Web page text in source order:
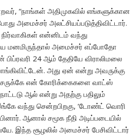
“நாங்கள் அதிமுகவில் எங்களுக்கான
அமைச்சர் அலட்சியப்படுத்திவிட்டார்.
என்னிடம் வந்து
மனமிருந்தால் அமைச்சர் எப்போதோ
24 ஆம் தேதியே விராலிமலை
அது ஏன் என்று அவருக்கு
என் கோரிக்கைகளை வாட்ஸ்
ஆல் என்று அதற்கு பதிலும்
வந்து சென்றபிறகு, ‘டோண்ட் வொரி
ஆனால் சமூக நீதி அடிப்படையில்
இந்த சூழலில் அமைச்சர் பேசிவிட்டார்